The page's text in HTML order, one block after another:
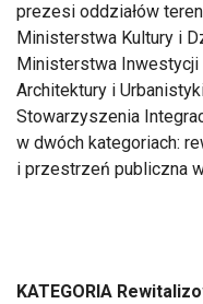
prezesi oddziałów
Ministerstwa Kultury i
Ministerstwa Inwestycji
Architektury i
Stowarzyszenia
w dwóch kategoriach:
i przestrzeń publiczna
KATEGORIA